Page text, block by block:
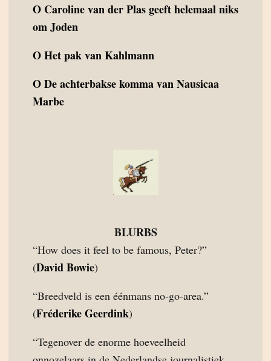
O Caroline van der Plas geeft helemaal niks
om Joden
OHet pak van Kahlmann
ODe achterbakse komma van Nausicaa
Marbe
BLURBS
“How does it feel to be famous, Peter?”
(David Bowie)
“Breedveld is een éénmans no-go-area.”
(Fréderike Geerdink)
“Tegenover de enorme hoeveelheid